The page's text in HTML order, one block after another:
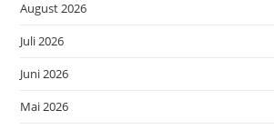
August 2026
Juli 2026
Juni 2026
Mai 2026